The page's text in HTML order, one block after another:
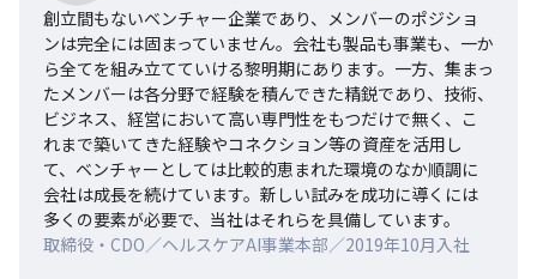
創立間もないベンチャー企業であり、メンバーのポジショ
ンは完全には固まっていません。会社も製品も事業も、一か
ら全てを組み立てていける黎明期にあります。一方、集まっ
たメンバーは各分野で経験を積んできた精鋭であり、技術、
ビジネス、経営において高い専門性をもつだけで無く、こ
れまで築いてきた経験やコネクション等の資産を活用し
て、ベンチャーとしては比較的恵まれた環境のなか順調に
会社は成長を続けています。新しい試みを成功に導くには
多くの要素が必要で、当社はそれらを具備しています。
取締役・CDO／ヘルスケアAI事業本部／2019年10月入社